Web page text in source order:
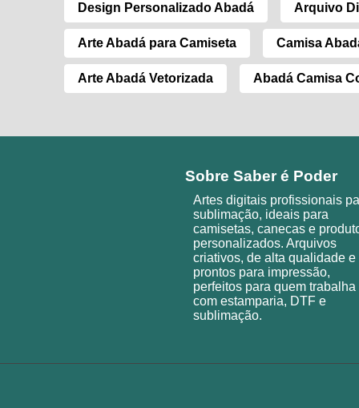
Design Personalizado Abadá Arquivo
Arte Abadá para Camiseta Camisa
Arte Abadá Vetorizada Abadá Camisa
Sobre Saber é Poder
Artes digitais profissionais
sublimação, ideais para
camisetas, canecas e
personalizados. Arquivos
criativos, de alta qualidade e
prontos para impressão,
perfeitos para quem trabalha
com estamparia, DTF e
sublimação.